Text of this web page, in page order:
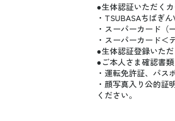
●生体認証いただく
・TSUBASAちばぎ
・スーパーカード（
・スーパーカード＜
●生体認証登録いた
●ご本人さま確認書
・運転免許証、パス
・顔写真入り公的
ください。